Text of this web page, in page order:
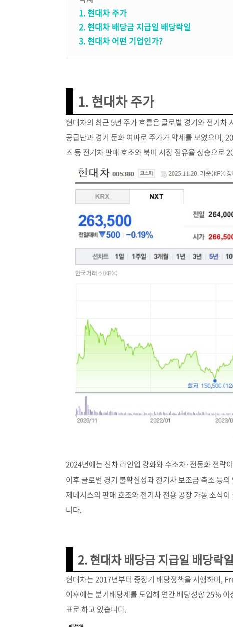
1. 현대차 주가
2. 현대차 배당금 지급일 배당락일
3. 현대차 어떤 기업인가?
1. 현대차 주가
현대차의 최근 5년 주가 흐름은 글로벌 경기와 전기
공급난과 경기 둔화 여파로 주가가 약세를 보였으며,
즈 등 전기차 판매 호조와 북미 시장 점유율 상승으로
2024년에는 신차 라인업 강화와 수소차·전동화 전략
이후 글로벌 경기 불확실성과 전기차 보조금 축소 등
제네시스의 판매 호조와 전기차 전용 공장 가동 소식
니다.
2. 현대차 배당금 지급일 배당락일
현대차는 2017년부터 중장기 배당정책을 시행하며,
이후에는 분기배당제를 도입해 연간 배당성향 25%
표로 하고 있습니다.